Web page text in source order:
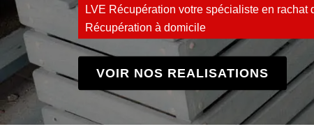
LVE Récupération votre spécialiste en
Récupération à domicile
VOIR NOS REALISATIONS